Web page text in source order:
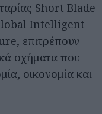
Short Blade
Intelligent
επιτρέπουν
οχήματα που
οικονομία και